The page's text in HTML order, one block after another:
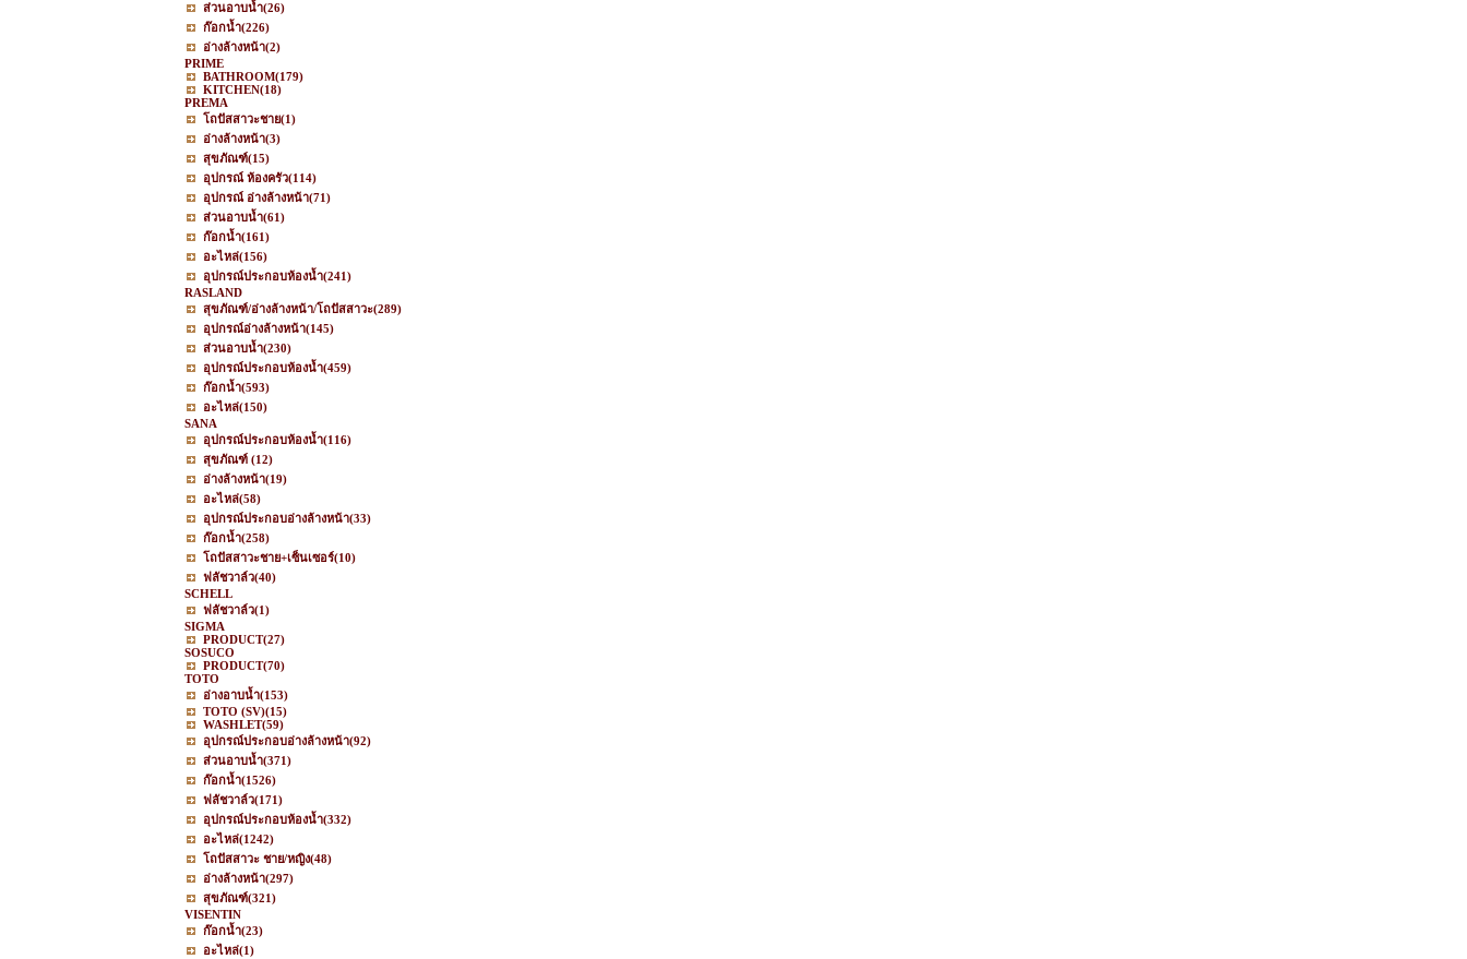
ส่วนอาบน้ำ(26)
ก๊อกน้ำ(226)
อ่างล้างหน้า(2)
PRIME
BATHROOM(179)
KITCHEN(18)
PREMA
โถปัสสาวะชาย(1)
อ่างล้างหน้า(3)
สุขภัณฑ์(15)
อุปกรณ์ ห้องครัว(114)
อุปกรณ์ อ่างล้างหน้า(71)
ส่วนอาบน้ำ(61)
ก๊อกน้ำ(161)
อะไหล่(156)
อุปกรณ์ประกอบห้องน้ำ(241)
RASLAND
สุขภัณฑ์/อ่างล้างหน้า/โถปัสสาวะ(289)
อุปกรณ์อ่างล้างหน้า(145)
ส่วนอาบน้ำ(230)
อุปกรณ์ประกอบห้องน้ำ(459)
ก๊อกน้ำ(593)
อะไหล่(150)
SANA
อุปกรณ์ประกอบห้องน้ำ(116)
สุขภัณฑ์ (12)
อ่างล้างหน้า(19)
อะไหล่(58)
อุปกรณ์ประกอบอ่างล้างหน้า(33)
ก๊อกน้ำ(258)
โถปัสสาวะชาย+เซ็นเซอร์(10)
ฟลัชวาล์ว(40)
SCHELL
ฟลัชวาล์ว(1)
SIGMA
PRODUCT(27)
SOSUCO
PRODUCT(70)
TOTO
อ่างอาบน้ำ(153)
TOTO (SV)(15)
WASHLET(59)
อุปกรณ์ประกอบอ่างล้างหน้า(92)
ส่วนอาบน้ำ(371)
ก๊อกน้ำ(1526)
ฟลัชวาล์ว(171)
อุปกรณ์ประกอบห้องน้ำ(332)
อะไหล่(1242)
โถปัสสาวะ ชาย/หญิง(48)
อ่างล้างหน้า(297)
สุขภัณฑ์(321)
VISENTIN
ก๊อกน้ำ(23)
อะไหล่(1)